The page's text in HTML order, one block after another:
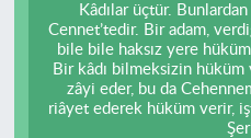
Kâdılar üçtür.
Cennet’tedir. Bir adam,
bile bile haksız yere
Bir kâdı bilmeksizin hüküm
zâyi eder, bu da
riâyet ederek hüküm verir,